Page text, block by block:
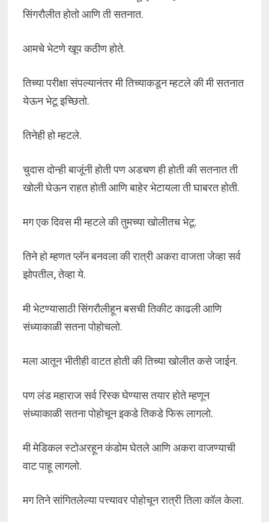
सिंगरौलीत होतो आणि ती सतनात.
आमचे भेटणे खूप कठीण होते.
तिच्या परीक्षा संपल्यानंतर मी तिच्याकडून म्हटले की मी सतनात
येऊन भेटू इच्छितो.
तिनेही हो म्हटले.
चुदास दोन्ही बाजूंनी होती पण अडचण ही होती की सतनात ती
खोली घेऊन राहत होती आणि बाहेर भेटायला ती घाबरत होती.
मग एक दिवस मी म्हटले की तुमच्या खोलीतच भेटू.
तिने हो म्हणत प्लॅन बनवला की रात्री अकरा वाजता जेव्हा सर्व
झोपतील, तेव्हा ये.
मी भेटण्यासाठी सिंगरौलीहून बसची तिकीट काढली आणि
संध्याकाळी सतना पोहोचलो.
मला आतून भीतीही वाटत होती की तिच्या खोलीत कसे जाईन.
पण लंड महाराज सर्व रिस्क घेण्यास तयार होते म्हणून
संध्याकाळी सतना पोहोचून इकडे तिकडे फिरू लागलो.
मी मेडिकल स्टोअरहून कंडोम घेतले आणि अकरा वाजण्याची
वाट पाहू लागलो.
मग तिने सांगितलेल्या पत्त्यावर पोहोचून रात्री तिला कॉल केला.